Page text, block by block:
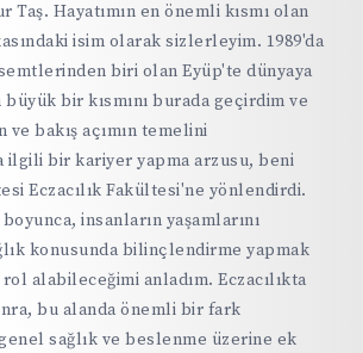
Taş. Hayatımın en önemli kısmı olan
isim olarak sizlerleyim. 1989'da
biri olan Eyüp'te dünyaya
büyük bir kısmını burada geçirdim ve
bakış açımın temelini
ilgili bir kariyer yapma arzusu, beni
Eczacılık Fakültesi'ne yönlendirdi.
insanların yaşamlarını
konusunda bilinçlendirme yapmak
alabileceğimi anladım. Eczacılıkta
bu alanda önemli bir fark
sağlık ve beslenme üzerine ek